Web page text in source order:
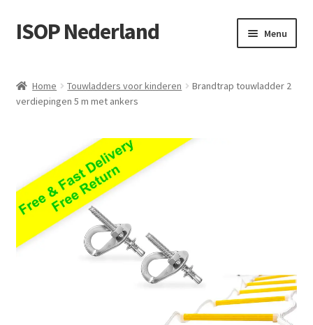
Ga
door
navigatie
Ga
naar
inhoud
ISOP Nederland Menu
Sport en buiten
Reddings- en overlevingssets
Groothandel
Blog
Videos
Home Touwladders voor kinderen
Brandtrap touwladder 2
verdiepingen 5 m met ankers